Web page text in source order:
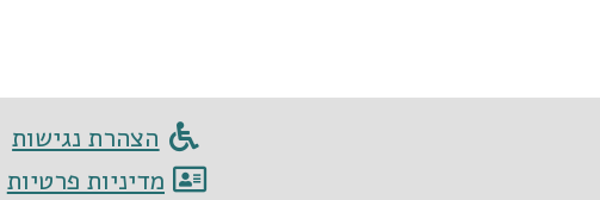
הצהרת נגישות
מדיניות פרטיות